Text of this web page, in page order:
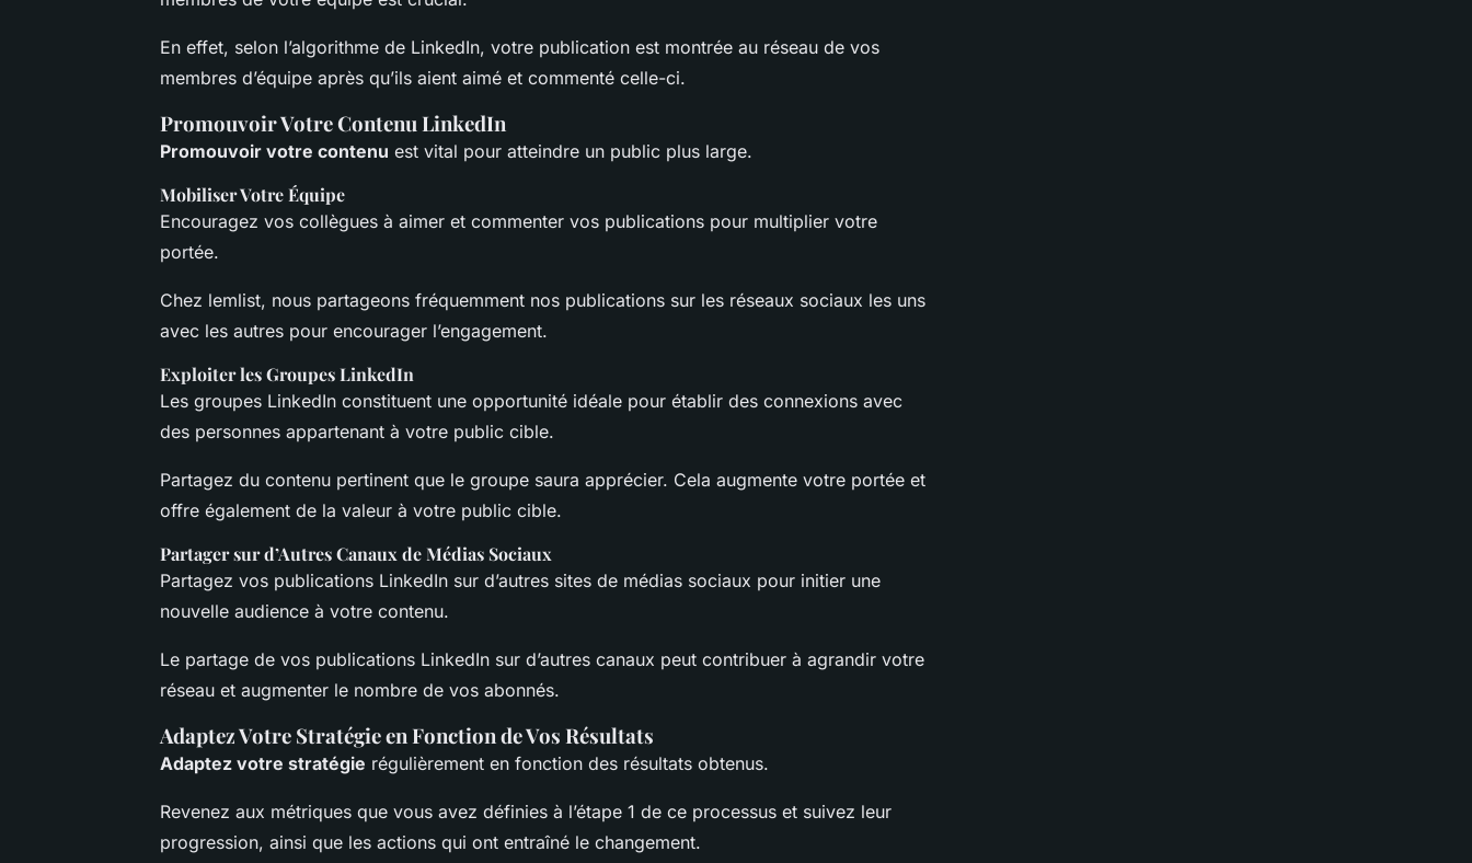
En effet, selon l’algorithme de LinkedIn, votre publication est montrée au réseau de vos
membres d’équipe après qu’ils aient aimé et commenté celle-ci.
Promouvoir Votre Contenu LinkedIn
Promouvoir votre contenu est vital pour atteindre un public plus large.
Mobiliser Votre Équipe
Encouragez vos collègues à aimer et commenter vos publications pour multiplier votre
portée.
Chez lemlist, nous partageons fréquemment nos publications sur les réseaux sociaux les uns
avec les autres pour encourager l’engagement.
Exploiter les Groupes LinkedIn
Les groupes LinkedIn constituent une opportunité idéale pour établir des connexions avec
des personnes appartenant à votre public cible.
Partagez du contenu pertinent que le groupe saura apprécier. Cela augmente votre portée et
offre également de la valeur à votre public cible.
Partager sur d’Autres Canaux de Médias Sociaux
Partagez vos publications LinkedIn sur d’autres sites de médias sociaux pour initier une
nouvelle audience à votre contenu.
Le partage de vos publications LinkedIn sur d’autres canaux peut contribuer à agrandir votre
réseau et augmenter le nombre de vos abonnés.
Adaptez Votre Stratégie en Fonction de Vos Résultats
Adaptez votre stratégie régulièrement en fonction des résultats obtenus.
Revenez aux métriques que vous avez définies à l’étape 1 de ce processus et suivez leur
progression, ainsi que les actions qui ont entraîné le changement.